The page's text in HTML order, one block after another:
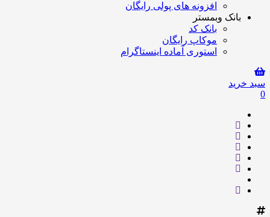
افزونه های پولی رایگان
بانک وبمستر
بانک کد
موکاپ رایگان
استوری آماده اینستاگرام
سبد خرید
0